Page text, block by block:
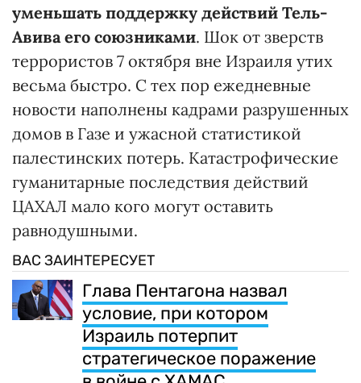
уменьшать поддержку действий Тель-
Авива его союзниками. Шок от зверств
террористов 7 октября вне Израиля утих
весьма быстро. С тех пор ежедневные
новости наполнены кадрами разрушенных
домов в Газе и ужасной статистикой
палестинских потерь. Катастрофические
гуманитарные последствия действий
ЦАХАЛ мало кого могут оставить
равнодушными.
ВАС ЗАИНТЕРЕСУЕТ
Глава Пентагона назвал
условие, при котором
Израиль потерпит
стратегическое поражение